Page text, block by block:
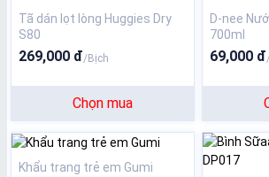
Tã dán lọt lòng Huggies Dry
S80
269,000 đ/Bịch
Chọn mua
D-nee
700ml
69,000 đ
Khẩu trang trẻ em Gumi